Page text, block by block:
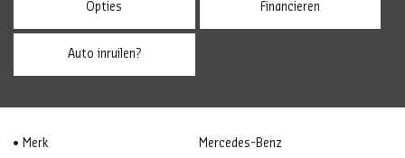
Opties Financieren
Auto inruilen?
Merk Mercedes-Benz